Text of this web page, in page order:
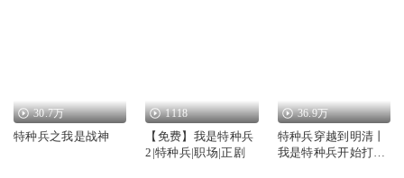
30.7万
特种兵之我是战神
1118
【免费】我是特种兵
2|特种兵|职场|正剧
36.9万
特种兵穿越到明清丨
我是特种兵开始打卡